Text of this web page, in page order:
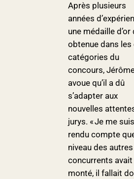
Après plusieurs
années
une médaille d’or
obtenue dans les
catégories du
concours,
avoue qu’il a dû
s’adapter aux
nouvelles
jurys. « Je me suis
rendu compte
niveau des autres
concurrents avait
monté, il fallait